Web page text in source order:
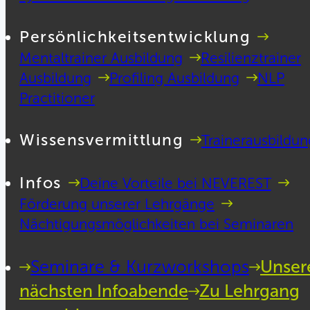
Persönlichkeitsentwicklung
Mentaltrainer Ausbildung
Resilienztrainer
Ausbildung
Profiling Ausbildung
NLP
Practitioner
Wissensvermittlung
Infos
Deine Vorteile bei NEVEREST
Förderung unserer Lehrgänge
Nächtigungsmöglichkeiten bei Seminaren
Seminare & Kurzworkshops
nächsten Infoabende Zu Lehrgang